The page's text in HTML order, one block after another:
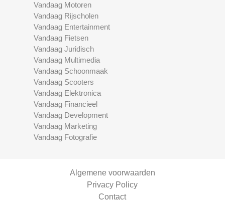
Vandaag Motoren
Vandaag Rijscholen
Vandaag Entertainment
Vandaag Fietsen
Vandaag Juridisch
Vandaag Multimedia
Vandaag Schoonmaak
Vandaag Scooters
Vandaag Elektronica
Vandaag Financieel
Vandaag Development
Vandaag Marketing
Vandaag Fotografie
Algemene voorwaarden
Privacy Policy
Contact